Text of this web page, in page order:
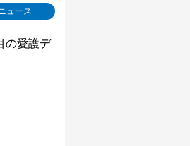
ニュース
の愛護デ